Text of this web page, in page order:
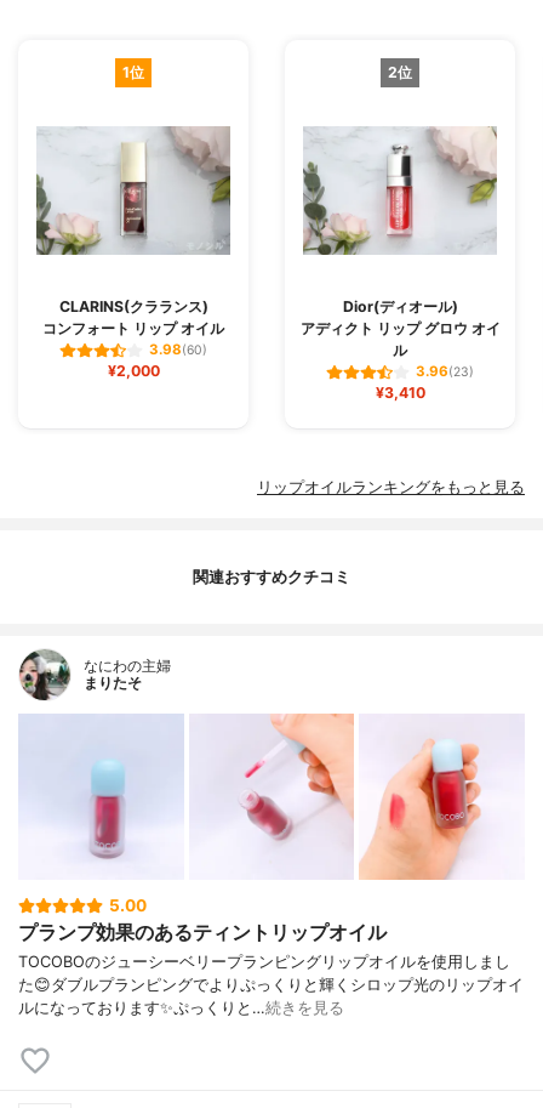
1位
CLARINS(クラランス)
コンフォート リップ オイル
3.98(60)
¥2,000
2位
Dior(ディオール)
アディクト リップ グロウ オイ
ル
3.96(23)
¥3,410
リップオイルランキングをもっと見る
関連おすすめクチコミ
なにわの主婦
まりたそ
5.00
プランプ効果のあるティントリップオイル
TOCOBOのジューシーベリープランピングリップオイルを使用しまし
た😊ダブルプランピングでよりぷっくりと輝くシロップ光のリップオイ
ルになっております✨ぷっくりと…続きを見る